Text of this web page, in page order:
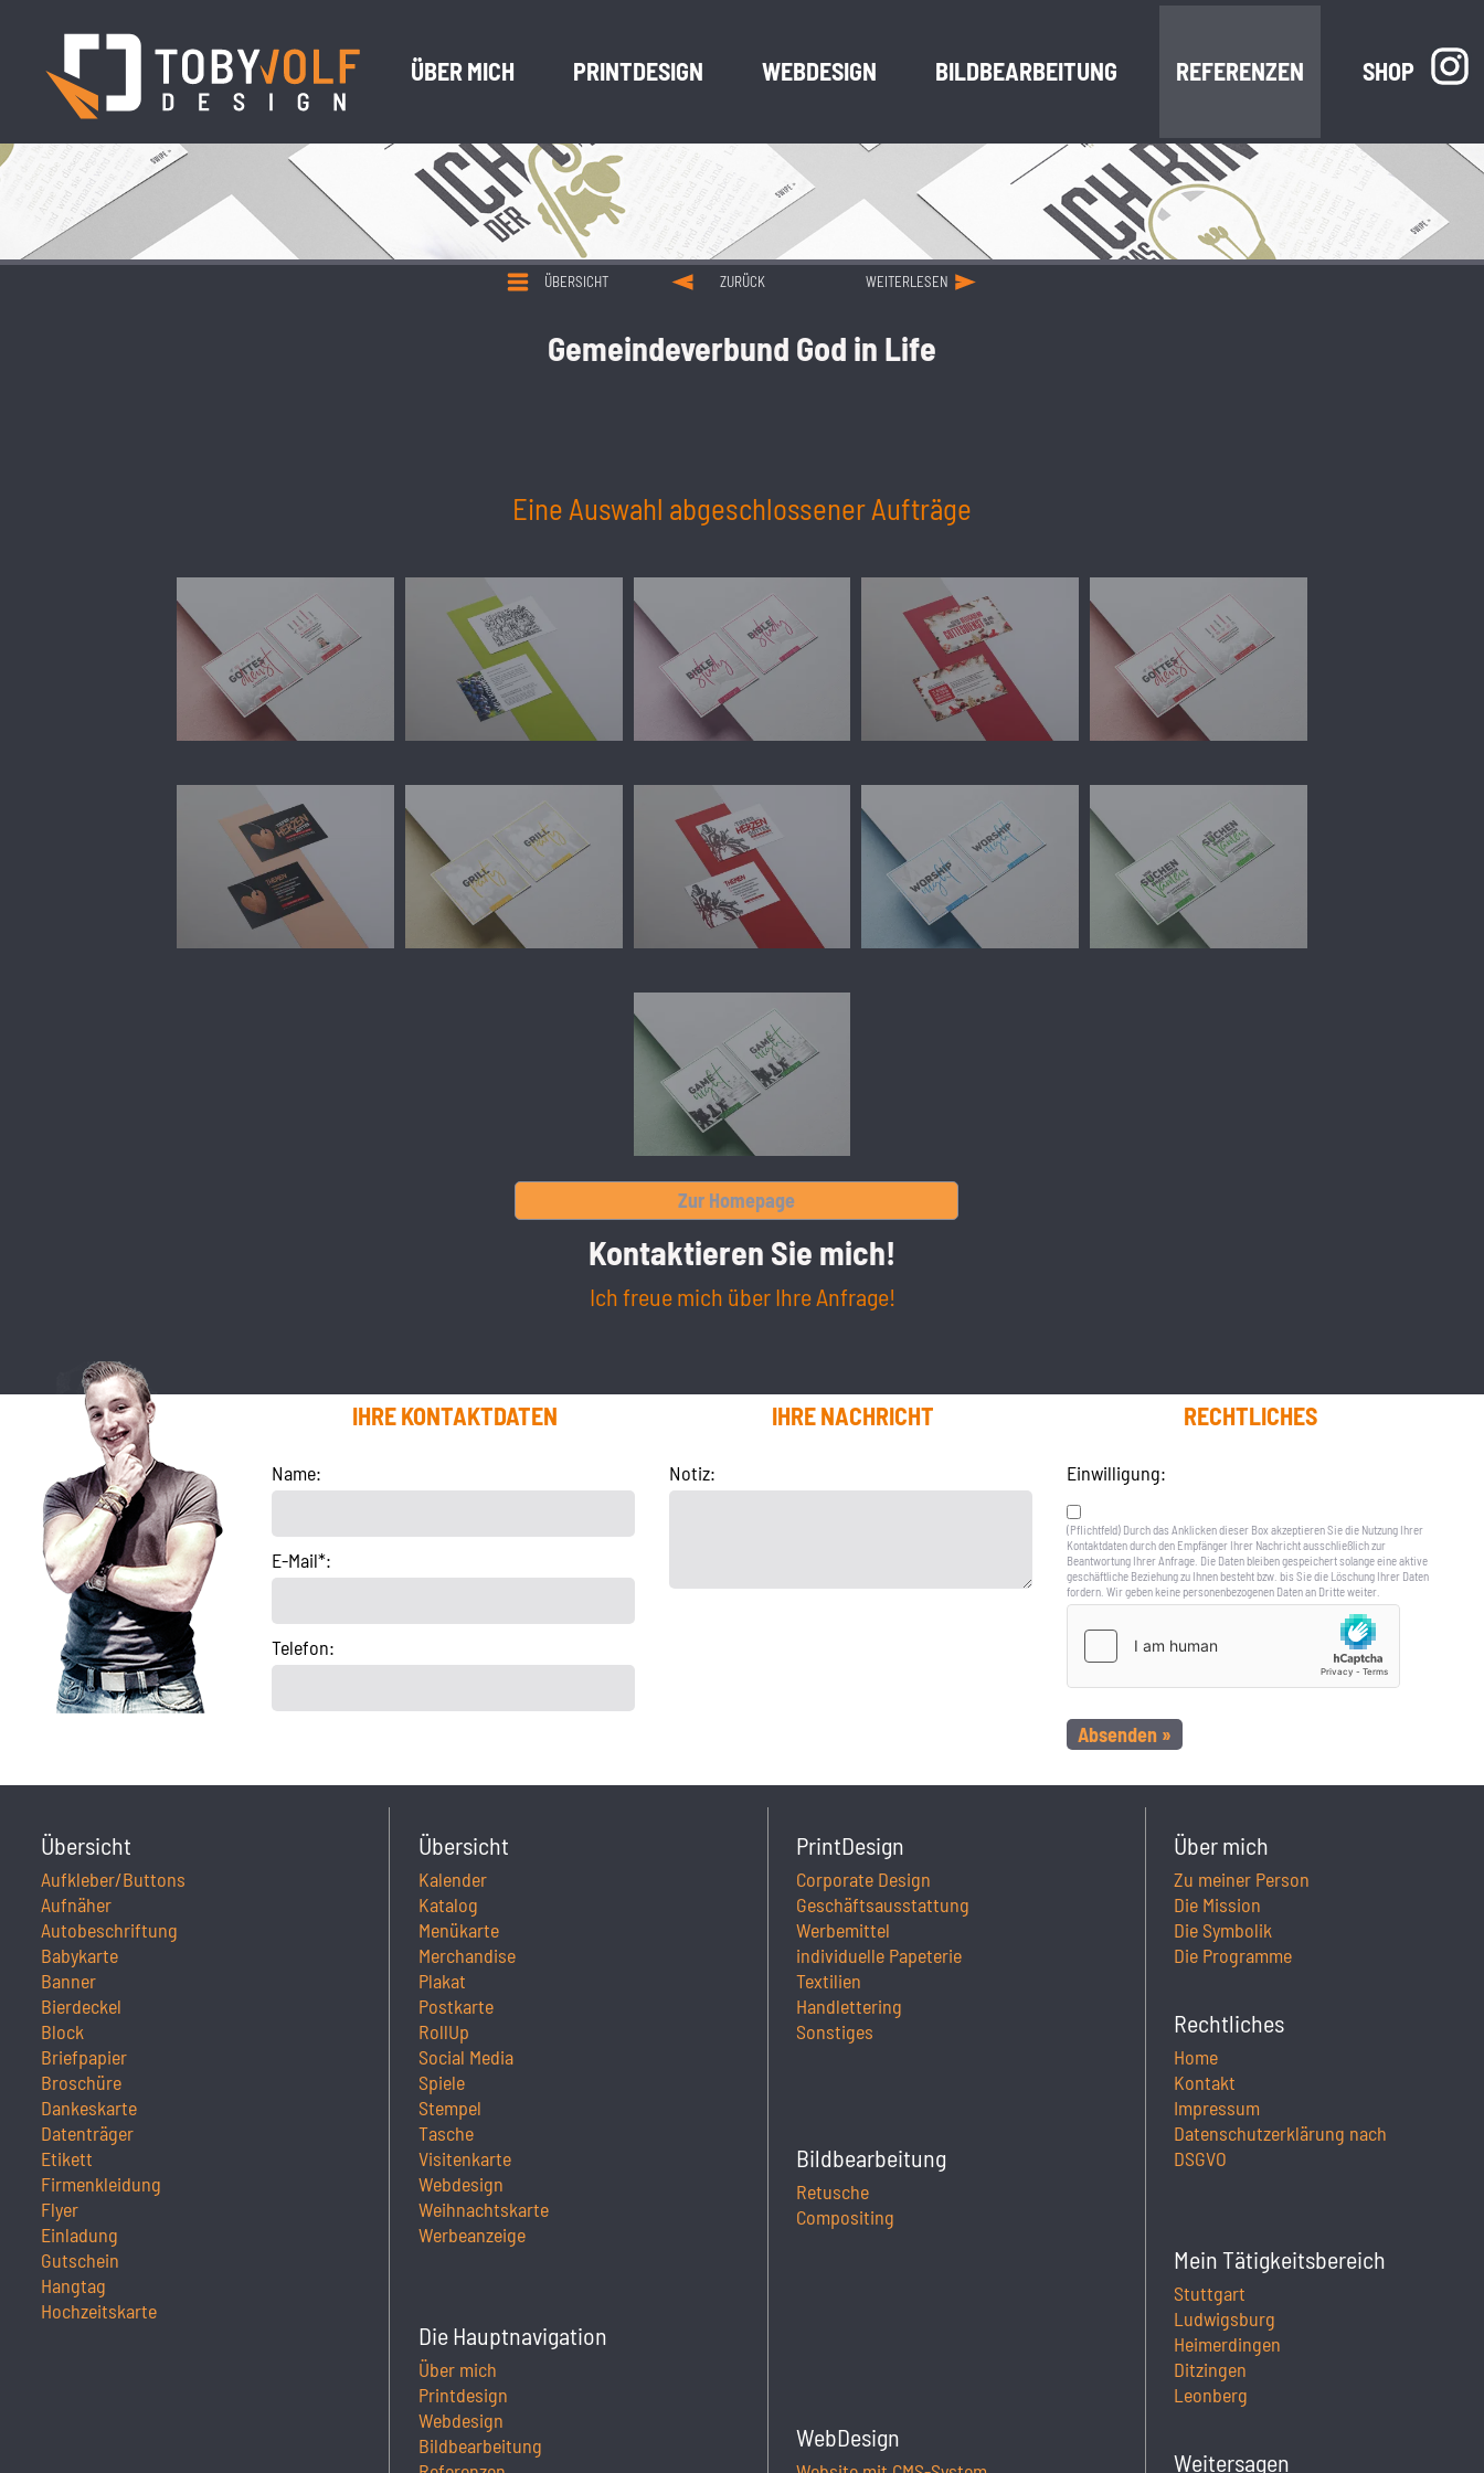
ÜBER MICH PRINTDESIGN WEBDESIGN BILDBEARBEITUNG REFERENZEN SHOP
ÜBERSICHT ZURÜCK WEITERLESEN
Gemeindeverbund God in Life
Eine Auswahl abgeschlossener Aufträge
Zur Homepage
Kontaktieren Sie mich!
Ich freue mich über Ihre Anfrage!
IHRE KONTAKTDATEN
Name:
E-Mail*:
Telefon:
IHRE NACHRICHT
Notiz:
RECHTLICHES
Einwilligung:
(Pflichtfeld) Durch das Anklicken dieser Box akzeptieren Sie die Nutzung Ihrer
Kontaktdaten durch den Empfänger Ihrer Nachricht ausschließlich zur
Beantwortung Ihrer Anfrage. Die Daten bleiben gespeichert solange eine aktive
geschäftliche Beziehung zu Ihnen besteht bzw. bis Sie die Löschung Ihrer Daten
fordern. Wir geben keine personenbezogenen Daten an Dritte weiter.
Übersicht
Aufkleber/Buttons
Aufnäher
Autobeschriftung
Babykarte
Banner
Bierdeckel
Block
Briefpapier
Broschüre
Dankeskarte
Datenträger
Etikett
Firmenkleidung
Flyer
Einladung
Gutschein
Hangtag
Hochzeitskarte
Übersicht
Kalender
Katalog
Menükarte
Merchandise
Plakat
Postkarte
RollUp
Social Media
Spiele
Stempel
Tasche
Visitenkarte
Webdesign
Weihnachtskarte
Werbeanzeige
Die Hauptnavigation
Über mich
Printdesign
Webdesign
Bildbearbeitung
PrintDesign
Corporate Design
Geschäftsausstattung
Werbemittel
individuelle Papeterie
Textilien
Handlettering
Sonstiges
Bildbearbeitung
Retusche
Compositing
WebDesign
Über mich
Zu meiner Person
Die Mission
Die Symbolik
Die Programme
Rechtliches
Home
Kontakt
Impressum
Datenschutzerklärung nach
DSGVO
Mein Tätigkeitsbereich
Stuttgart
Ludwigsburg
Heimerdingen
Ditzingen
Leonberg
Weitersagen